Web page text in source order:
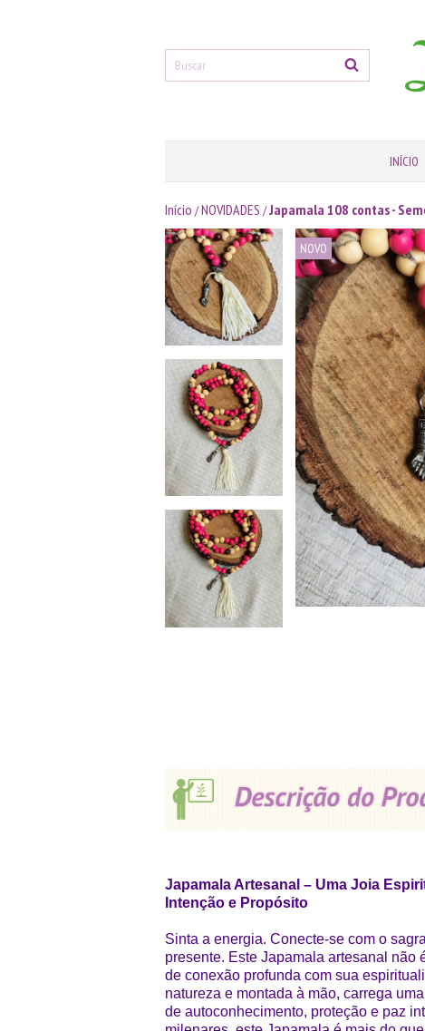
INÍCIO
Início /NOVIDADES /Japamala 108 contas -
NOVO
Japamala Artesanal – Uma Joia
Intenção e Propósito
Sinta a energia. Conecte-se com o
presente. Este Japamala artesanal
de conexão profunda com sua
natureza e montada à mão, carrega
de autoconhecimento, proteção e paz